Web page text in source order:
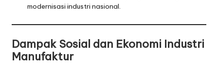
modernisasi industri nasional.
Dampak Sosial dan Ekonomi Industri
Manufaktur